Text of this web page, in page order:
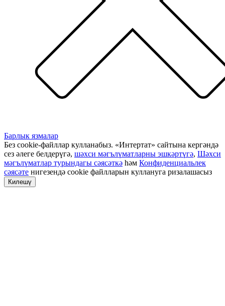
Барлык язмалар
Без cookie-файллар кулланабыз. «Интертат» сайтына кергәндә
сез әлеге белдерүгә, шәхси мәгълүматларны эшкәртүгә, Шәхси
мәгълүматлар турындагы сәясәткә һәм Конфиденциальлек
сәясәте нигезендә cookie файлларын куллануга ризалашасыз
Килешү